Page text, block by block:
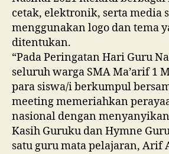
cetak, elektronik, serta media
menggunakan logo dan tema
ditentukan.
“Pada Peringatan Hari Guru
seluruh warga SMA Ma’arif 1
para siswa/i berkumpul
meeting memeriahkan
nasional dengan
Kasih Guruku dan Hymne
satu guru mata pelajaran, Arif